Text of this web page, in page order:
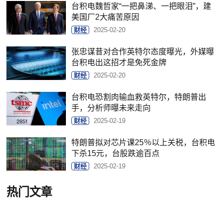
台积电魏哲家“一把鼻涕、一把眼泪”，建
美国厂2大痛苦原因
财经 2025-02-20
张忠谋昔对合作英特尔态度曝光，外媒曝
台积电出这招才是免死金牌
财经 2025-02-20
台积电恐割肉输血救英特尔，特朗普出
手，分析师曝未来走向
财经 2025-02-19
特朗普拟对芯片课25％以上关税，台积电
下杀15元，台股跌逾百点
财经 2025-02-19
热门文章